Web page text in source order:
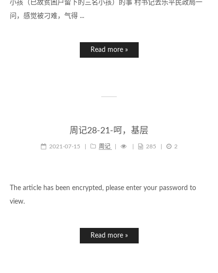
小孩（已故贫困户留下的三名小孩）的事 村书记去乐平民政局一
问，感觉被刁难，气得 ...
Read more »
周记28-21-呵，基层
2021-07-15 周记 285 2
The article has been encrypted, please enter your password to
view.
Read more »